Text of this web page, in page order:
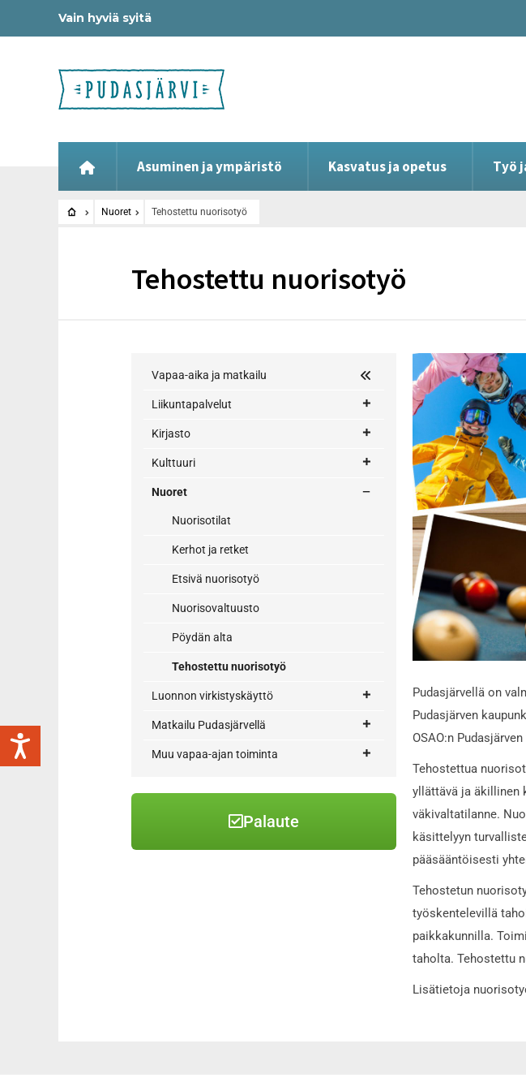
Vain hyviä syitä
Asuminen ja ympäristö Kasvatus ja opetus Työ
Nuoret Tehostettu nuorisotyö
Tehostettu nuorisotyö
Vapaa-aika ja matkailu
Liikuntapalvelut
Kirjasto
Kulttuuri
Nuoret
Nuorisotilat
Kerhot ja retket
Etsivä nuorisotyö
Nuorisovaltuusto
Pöydän alta
Tehostettu nuorisotyö
Luonnon virkistyskäyttö
Matkailu Pudasjärvellä
Muu vapaa-ajan toiminta
Palaute
Pudasjärvellä on
Pudasjärven
OSAO:n
Tehostettua
yllättävä ja äkillinen
väkivaltatilanne.
käsittelyyn
pääsääntöisesti
Tehostetun
työskentelevillä
paikkakunnilla.
taholta. Tehostettu
Lisätietoja